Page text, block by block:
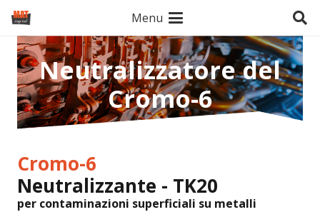
Menu
Neutralizzatore del
Cromo-6
Cromo-6
Neutralizzante - TK20
per contaminazioni superficiali su metalli